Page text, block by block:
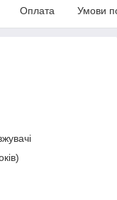
Оплата Умови